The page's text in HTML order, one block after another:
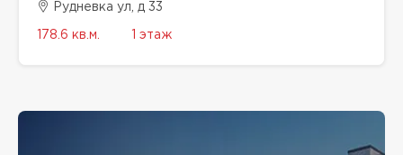
Рудневка ул, д 33
178.6 кв.м. 1 этаж